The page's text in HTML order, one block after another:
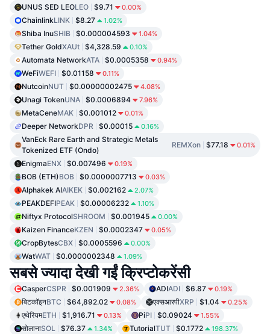
UNUS SED LEOLEO $9.71 0.00%
ChainlinkLINK $8.27 1.02%
Shiba InuSHIB $0.000004593 1.04%
Tether GoldXAUt $4,328.59 0.10%
Automata NetworkATA $0.0005358 0.94%
WeFiWEFI $0.01158 0.11%
NutcoinNUT $0.00000002475 4.08%
Unagi TokenUNA $0.0006894 7.96%
MetaCeneMAK $0.001012 0.01%
Deeper NetworkDPR $0.00015 0.16%
VanEck Rare Earth and Strategic Metals
Tokenized ETF (Ondo)
REMXon $77.18 0.01%
EnigmaENX $0.007496 0.19%
BOB (ETH)BOB $0.0000007713 0.03%
Alphakek AIAIKEK $0.002162 2.07%
PEAKDEFIPEAK $0.00006232 1.10%
Niftyx ProtocolSHROOM $0.001945 0.00%
Kaizen FinanceKZEN $0.0002347 0.05%
CropBytesCBX $0.0005596 0.00%
WatWAT $0.0000002348 1.09%
सबसे ज्यादा देखी गईं क्रिप्टोकरेंसी
CasperCSPR $0.001909 2.36% ADIADI $6.87 0.19%
बिटकॉइनBTC $64,892.02 0.08% एक्सआरपीXRP $1.04 0.25%
एथेरियमETH $1,916.71 0.13% PiPI $0.09024 1.55%
सोलानाSOL $76.37 1.34% TutorialTUT $0.1772 198.37%